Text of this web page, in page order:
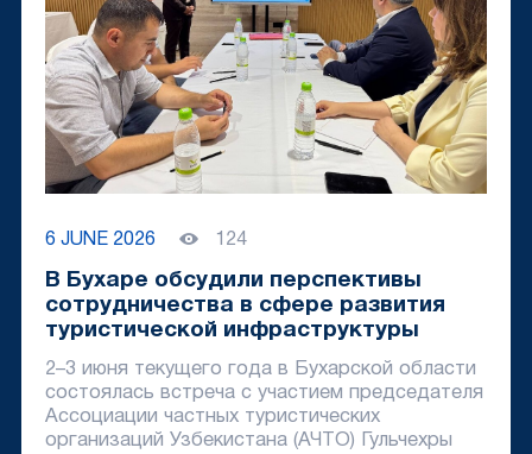
6 JUNE 2026 124
В Бухаре обсудили перспективы
сотрудничества в сфере развития
туристической инфраструктуры
2–3 июня текущего года в Бухарской области
состоялась встреча с участием председателя
Ассоциации частных туристических
организаций Узбекистана (АЧТО) Гульчехры